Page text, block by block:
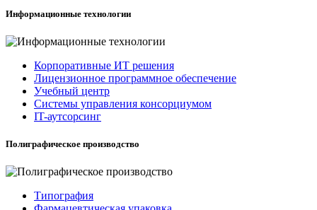
Информационные технологии
Корпоративные ИТ решения
Лицензионное программное обеспечение
Учебный центр
Системы управления консорциумом
IT-аутсорсинг
Полиграфическое производство
Типография